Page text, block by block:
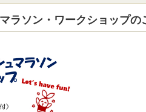
ラソン・ワークショップの